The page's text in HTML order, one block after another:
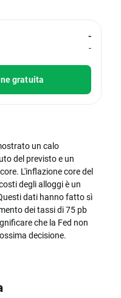
-
-
gratuita
un calo
del previsto e un
L'inflazione core del
degli alloggi è un
dati hanno fatto sì
dei tassi di 75 pb
che la Fed non
decisione.